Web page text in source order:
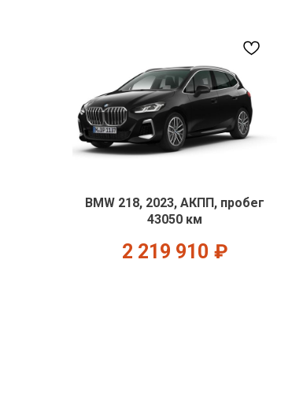
BMW 218, 2023, АКПП, пробег
43050 км
2 219 910 ₽